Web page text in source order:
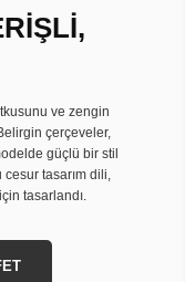
ve zengin
çerçeveler,
güçlü bir stil
tasarım dili,
tasarlandı.